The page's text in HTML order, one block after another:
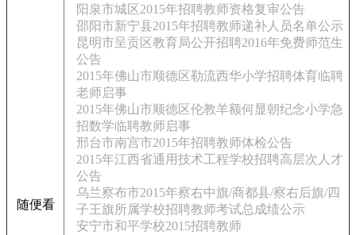
随便看
阳泉市城区2015年招聘教师资格复审公告
邵阳市新宁县2015年招聘教师递补人员名单公示
昆明市呈贡区教育局公开招聘2016年免费师范生
公告
2015年佛山市顺德区勒流西华小学招聘体育临聘
老师启事
2015年佛山市顺德区伦教羊额何显朝纪念小学急
招数学临聘教师启事
邢台市南宫市2015年招聘教师体检公告
2015年江西省通用技术工程学校招聘高层次人才
公告
乌兰察布市2015年察右中旗/商都县/察右后旗/四
子王旗所属学校招聘教师考试总成绩公示
安宁市和平学校2015招聘教师